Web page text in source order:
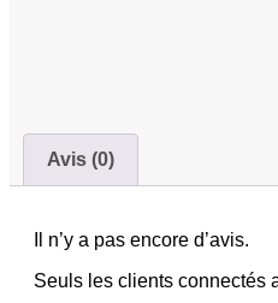
Avis (0)
Il n’y a pas encore d’avis.
Seuls les clients connectés